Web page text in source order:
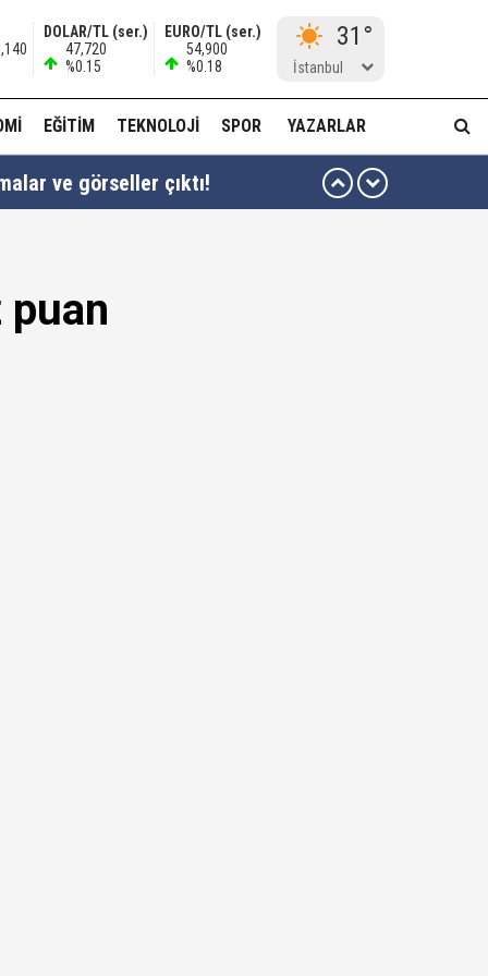
DOLAR/TL (ser.)
47,720
%0.15
EURO/TL (ser.)
54,900
%0.18
31°
İstanbul
EĞITIM TEKNOLOJI SPOR YAZARLAR
ve görseller çıktı!
oradan alırım…'
düzenli para göndermiş!
edilmeye razıyım'
puan